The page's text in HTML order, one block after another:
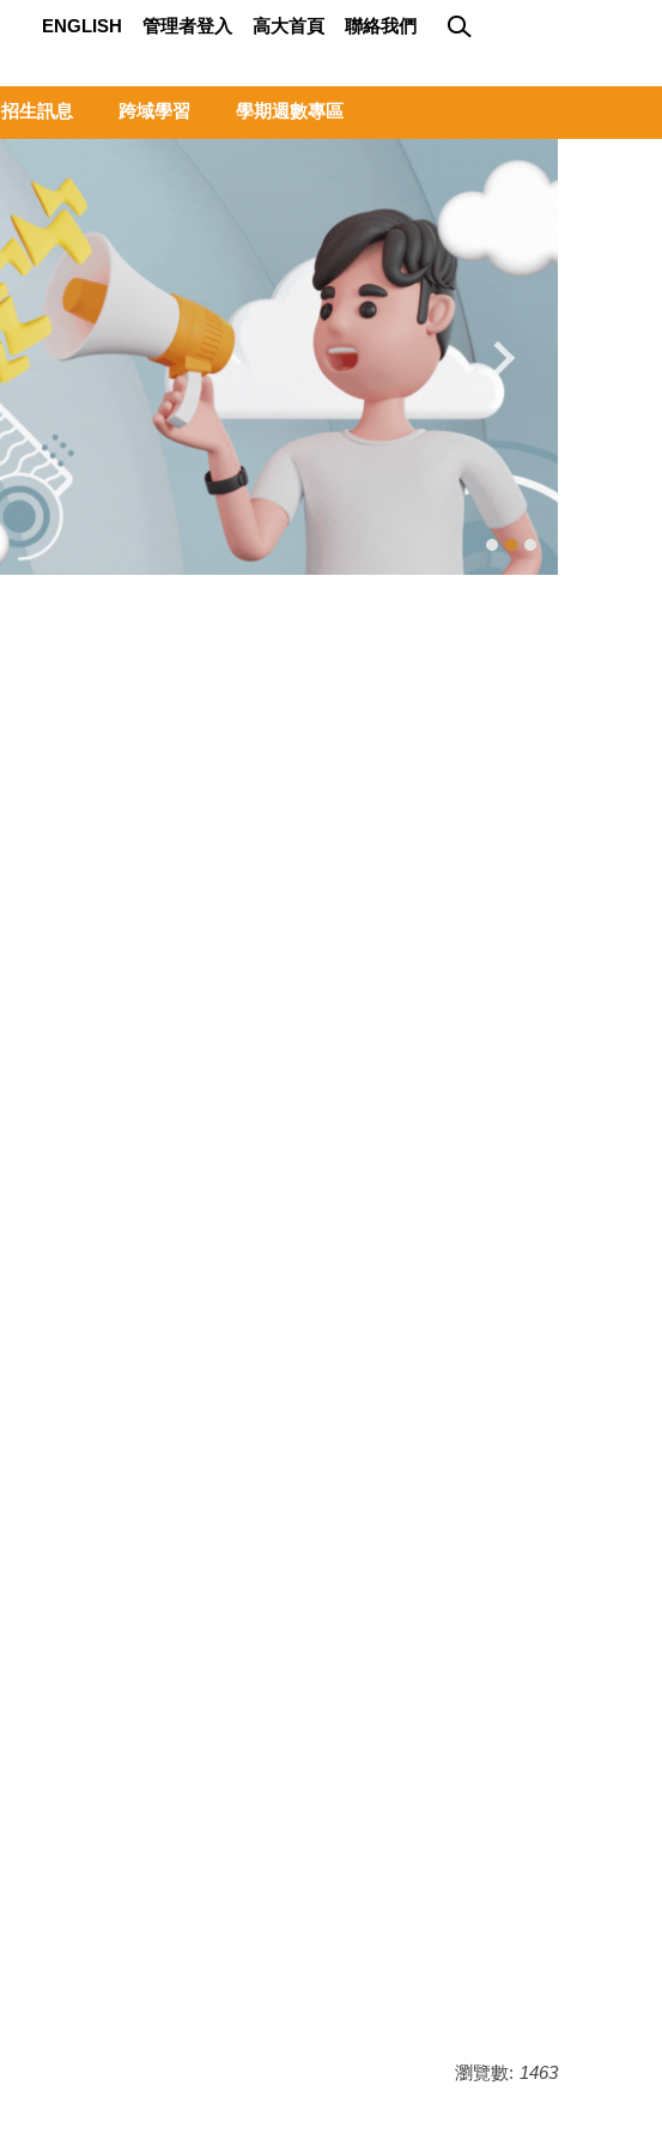
ENGLISH 管理者登入 高大首頁 聯絡我們
招生訊息 跨域學習 學期週數專區
瀏覽數: 1463